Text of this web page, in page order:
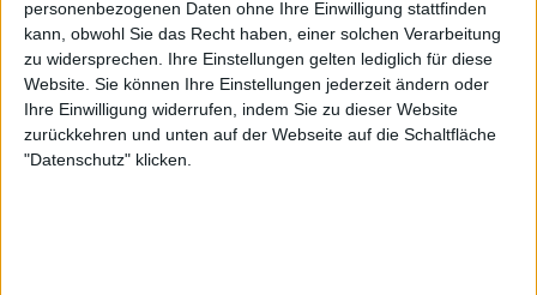
personenbezogenen Daten ohne Ihre Einwilligung stattfinden
kann, obwohl Sie das Recht haben, einer solchen Verarbeitung
zu widersprechen. Ihre Einstellungen gelten lediglich für diese
Website. Sie können Ihre Einstellungen jederzeit ändern oder
Ihre Einwilligung widerrufen, indem Sie zu dieser Website
zurückkehren und unten auf der Webseite auf die Schaltfläche
"Datenschutz" klicken.